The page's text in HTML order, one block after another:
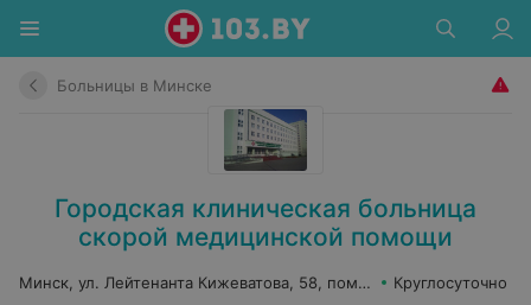
Больницы в Минске
Городская клиническая больница
скорой медицинской помощи
Минск, ул. Лейтенанта Кижеватова, 58, пом. 4
Круглосуточно